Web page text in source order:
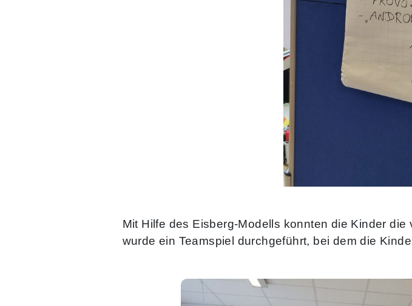
Mit Hilfe des Eisberg-Modells konnten die Kinder
wurde ein Teamspiel durchgeführt, bei dem die